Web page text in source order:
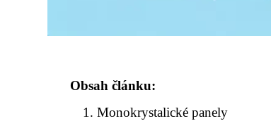
Obsah článku:
Monokrystalické panely